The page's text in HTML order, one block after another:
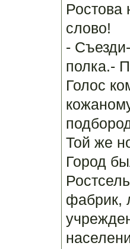
Ростова
слово!
-
полка.-
Голос
Той же
Город
фабрик,